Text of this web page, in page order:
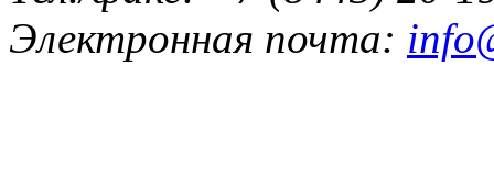
Электронная почта: